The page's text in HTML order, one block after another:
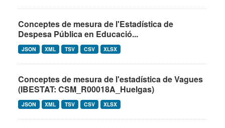
Conceptes de mesura de l'Estadística de
Despesa Pública en Educació...
JSON XML TSV CSV XLSX
Conceptes de mesura de l'estadística de Vagues
(IBESTAT: CSM_R00018A_Huelgas)
JSON XML TSV CSV XLSX